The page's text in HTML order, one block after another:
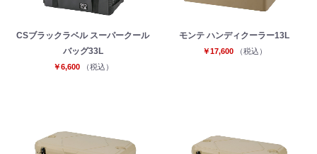
CSブラックラベル スーパークール
バッグ33L
￥6,600 （税込）
モンテ ハンディクーラー13L
￥17,600 （税込）